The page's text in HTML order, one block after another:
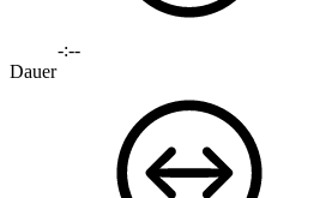
-:--
Dauer